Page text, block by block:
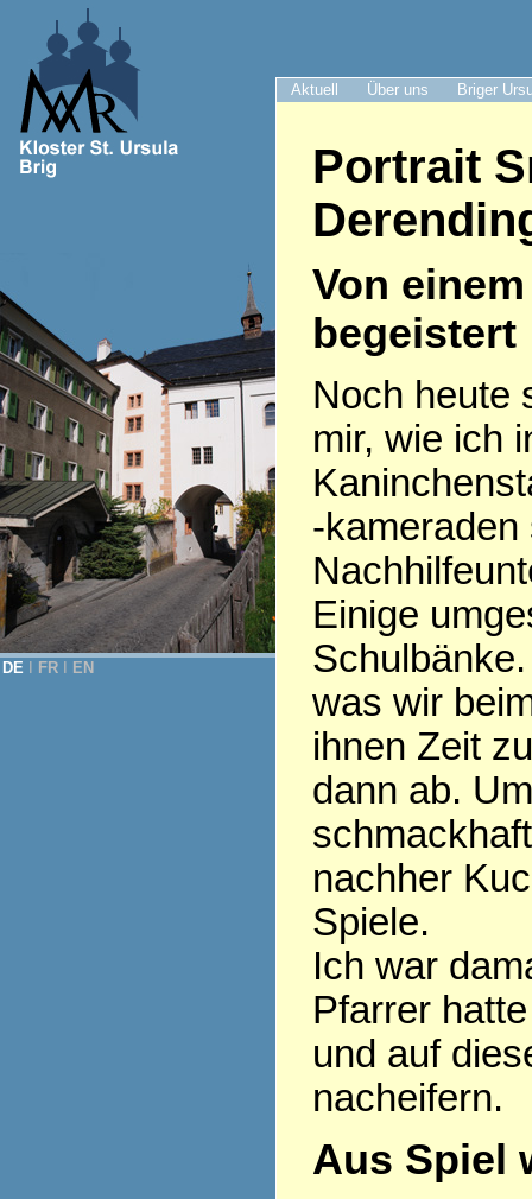
Aktuell Über uns Briger
DE FR EN
Portrait
Von
begeistert
Noch heute
mir, wie ich
-
Einige
was wir
ihnen Zeit
dann ab.
nachher
Spiele.
Ich war
Pfarrer
und auf
nacheifern.
Aus Spiel